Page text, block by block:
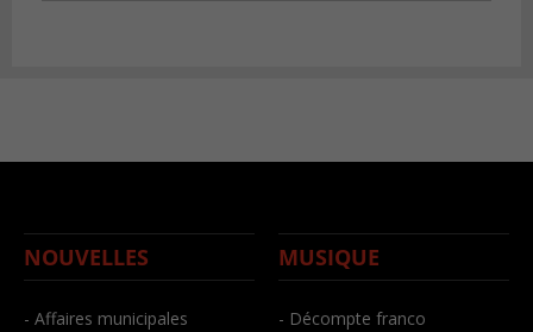
NOUVELLES
- Affaires municipales
MUSIQUE
- Décompte franco